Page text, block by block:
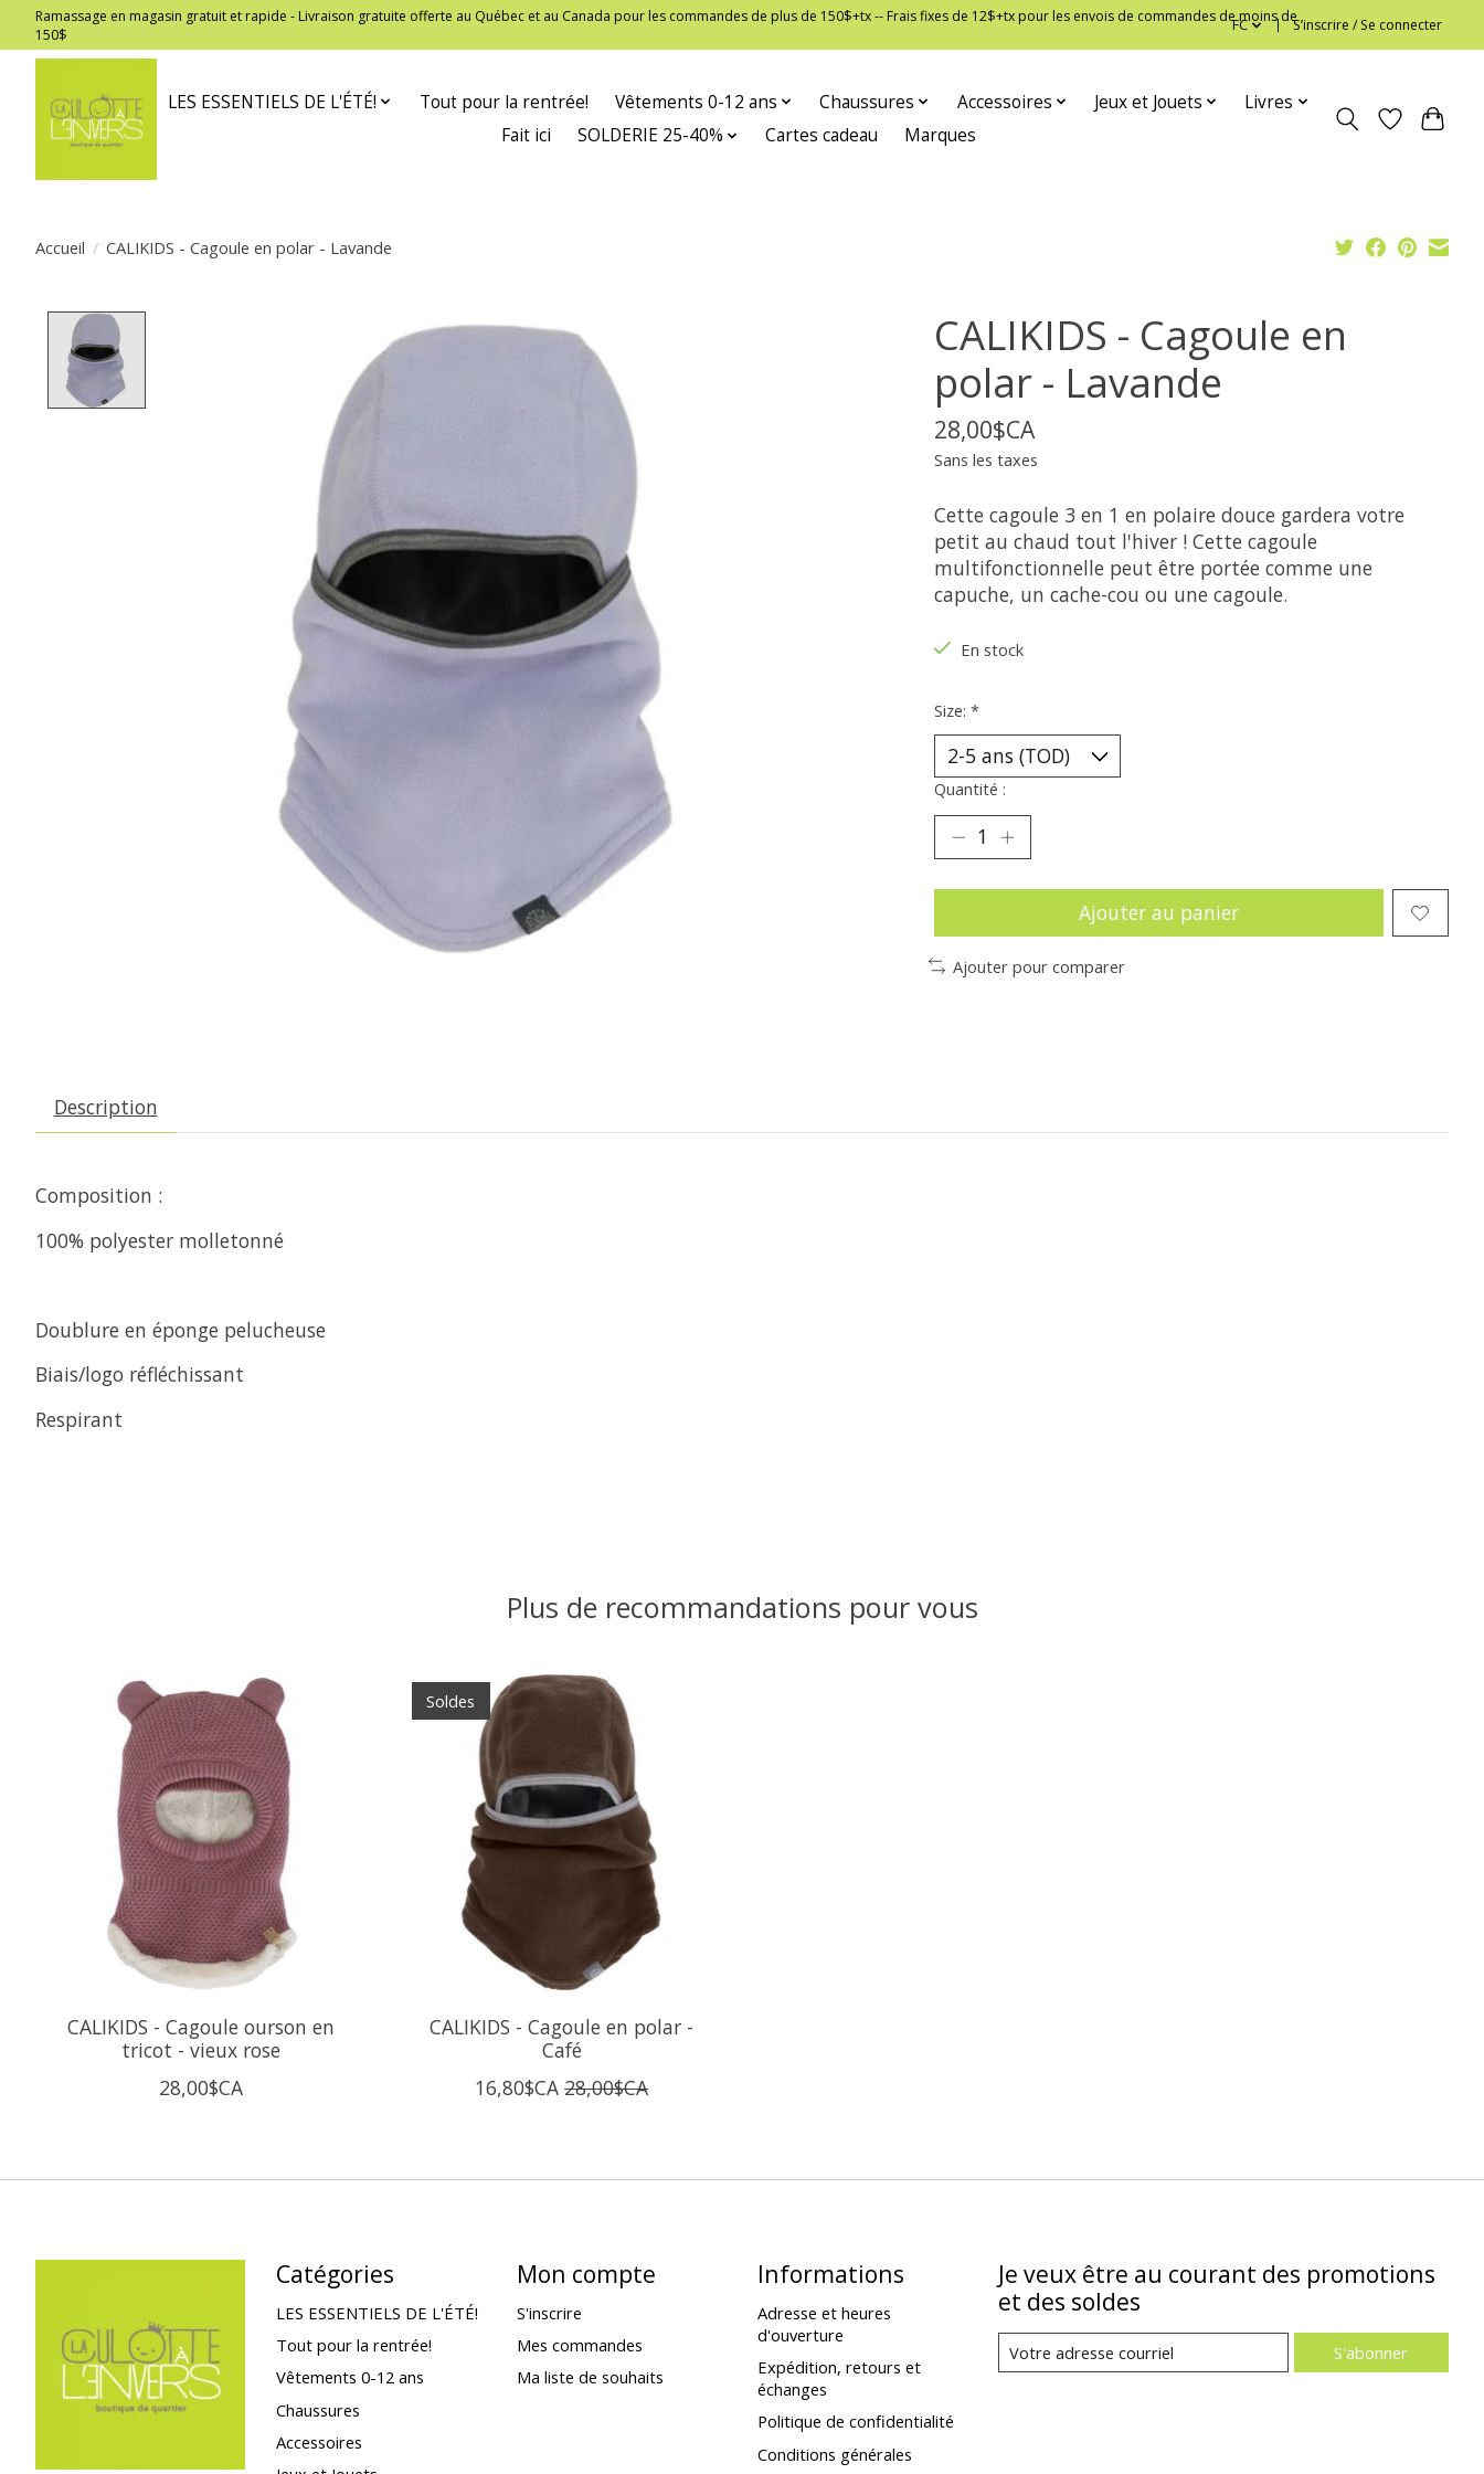
Ramassage en magasin gratuit et rapide - Livraison gratuite offerte au Québec et au Canada pour les commandes de plus de 150$+tx -- Frais fixes de 12$+tx pour les envois de commandes de moins de
150$
FC S’inscrire / Se connecter
LES ESSENTIELS DE L'ÉTÉ! Tout pour la rentrée! Vêtements 0-12 ans Chaussures Accessoires Jeux et Jouets
Livres
Fait ici
SOLDERIE 25-40% Cartes cadeau Marques
Accueil / CALIKIDS - Cagoule en polar - Lavande
Product image slideshow Items
CALIKIDS - Cagoule en
polar - Lavande
28,00$CA
Sans les taxes
Cette cagoule 3 en 1 en polaire douce gardera votre
petit au chaud tout l'hiver ! Cette cagoule
multifonctionnelle peut être portée comme une
capuche, un cache-cou ou une cagoule.
En stock
Size: *
Quantité :
Ajouter au panier
Ajouter pour comparer
Description
Composition :
100% polyester molletonné
Doublure en éponge pelucheuse
Biais/logo réfléchissant
Respirant
Plus de recommandations pour vous
Articles du carrousel de produits
CALIKIDS - Cagoule ourson en
tricot - vieux rose
28,00$CA
Soldes
CALIKIDS - Cagoule en polar -
Café
16,80$CA 28,00$CA
Catégories
LES ESSENTIELS DE L'ÉTÉ!
Tout pour la rentrée!
Vêtements 0-12 ans
Chaussures
Accessoires
Mon compte
S'inscrire
Mes commandes
Ma liste de souhaits
Informations
Adresse et heures
d'ouverture
Expédition, retours et
échanges
Politique de confidentialité
Conditions générales
Je veux être au courant des promotions
et des soldes
S'abonner